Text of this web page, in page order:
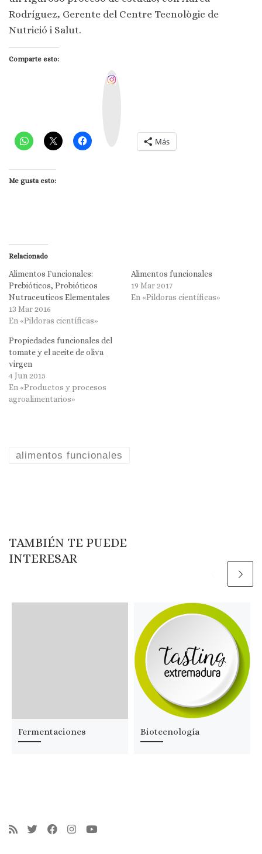
Rodríguez, Gerente del Centre Tecnològic de
Nutrició i Salut.
Comparte esto:
Más
Me gusta esto:
Relacionado
Alimentos Funcionales:
Prebióticos, Probióticos
Nutraceuticos Elementales
13 Mar 2016
En «Pildoras científicas»
Alimentos funcionales
19 Mar 2017
En «Pildoras científicas»
Propiedades funcionales del
tomate y el aceite de oliva
virgen
4 Jun 2015
En «Productos y procesos
agroalimentarios»
alimentos funcionales
TAMBIÉN TE PUEDE
INTERESAR
Fermentaciones Biotecnología